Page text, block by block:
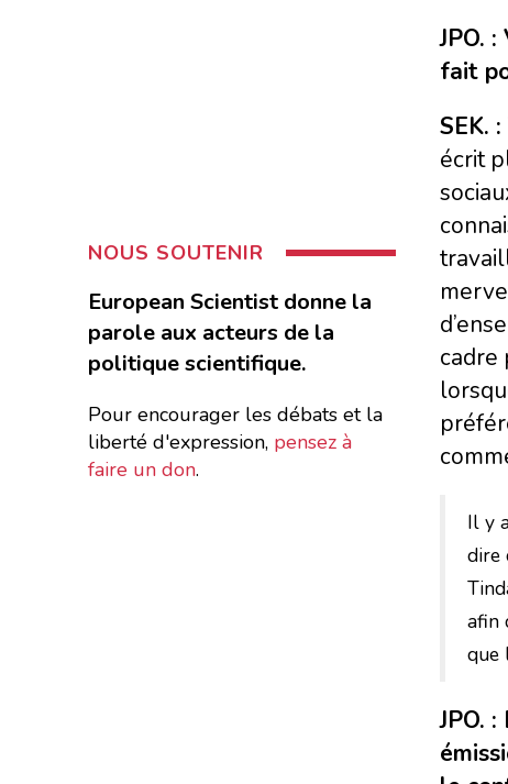
JPO.
fait
SEK. :
écrit
cadre
Il y
dire
afin
que
JPO.
NOUS SOUTENIR
European Scientist donne la
parole aux acteurs de la
politique scientifique.
Pour encourager les débats et la
liberté d'expression, pensez à
faire un don.